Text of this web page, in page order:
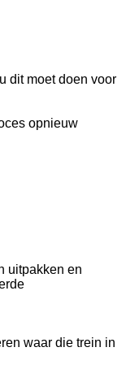
dit moet doen voor
opnieuw
uitpakken en
waar die trein in